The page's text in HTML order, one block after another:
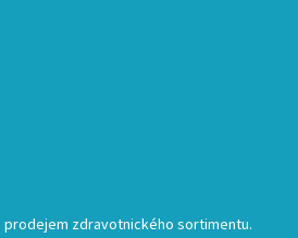
zdravotnického sortimentu.